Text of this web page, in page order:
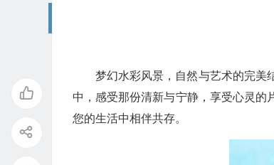
梦幻水彩风景，自然与艺术的完美
中，感受那份清新与宁静，享受心灵
您的生活中相伴共存。